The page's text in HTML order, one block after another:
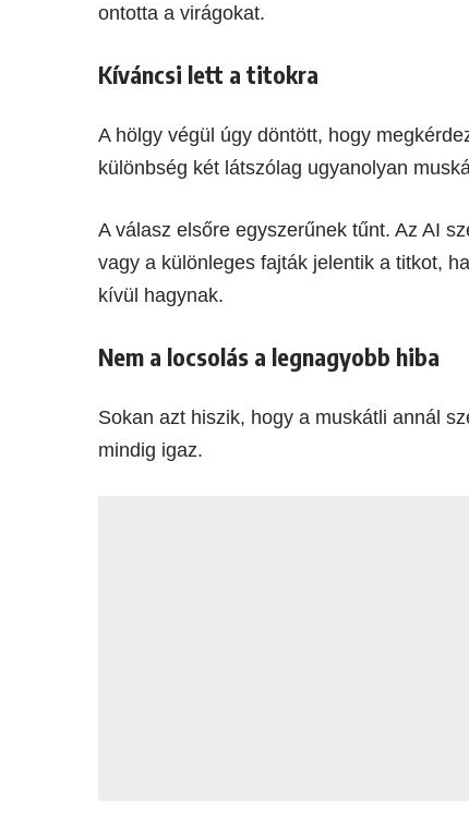
ontotta a virágokat.
Kíváncsi lett a titokra
A hölgy végül úgy döntött, hogy
különbség két látszólag ugyanolyan
A válasz elsőre egyszerűnek tűnt. Az AI
vagy a különleges fajták jelentik a titkot,
kívül hagynak.
Nem a locsolás a legnagyobb hiba
Sokan azt hiszik, hogy a muskátli annál
mindig igaz.